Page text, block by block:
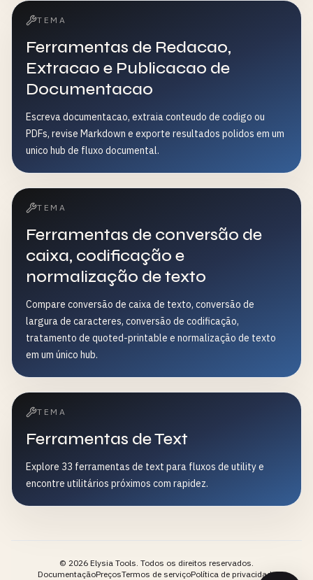
TEMA
Ferramentas de Redacao,
Extracao e Publicacao de
Documentacao
Escreva documentacao, extraia conteudo de codigo ou
PDFs, revise Markdown e exporte resultados polidos em um
unico hub de fluxo documental.
TEMA
Ferramentas de conversão de
caixa, codificação e
normalização de texto
Compare conversão de caixa de texto, conversão de
largura de caracteres, conversão de codificação,
tratamento de quoted-printable e normalização de texto
em um único hub.
TEMA
Ferramentas de Text
Explore 33 ferramentas de text para fluxos de utility e
encontre utilitários próximos com rapidez.
© 2026 Elysia Tools. Todos os direitos reservados.
DocumentaçãoPreçosTermos de serviçoPolítica de privacidade